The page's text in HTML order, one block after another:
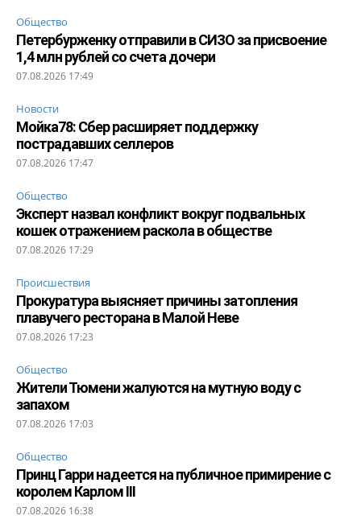
Общество
Петербурженку отправили в СИЗО за присвоение
1,4 млн рублей со счета дочери
07.08.2026 17:49
Новости
Мойка78: Сбер расширяет поддержку
пострадавших селлеров
07.08.2026 17:47
Общество
Эксперт назвал конфликт вокруг подвальных
кошек отражением раскола в обществе
07.08.2026 17:29
Происшествия
Прокуратура выясняет причины затопления
плавучего ресторана в Малой Неве
07.08.2026 17:23
Общество
Жители Тюмени жалуются на мутную воду с
запахом
07.08.2026 17:03
Общество
Принц Гарри надеется на публичное примирение с
королем Карлом III
07.08.2026 16:38